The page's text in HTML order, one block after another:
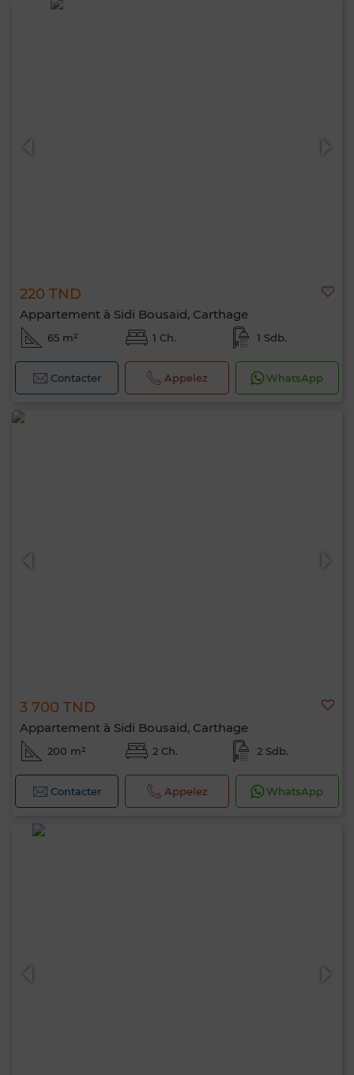
220 TND
Appartement à Sidi Bousaid, Carthage
65 m² 1 Ch. 1 Sdb.
Contacter Appelez WhatsApp
3 700 TND
Appartement à Sidi Bousaid, Carthage
200 m² 2 Ch. 2 Sdb.
Contacter Appelez WhatsApp